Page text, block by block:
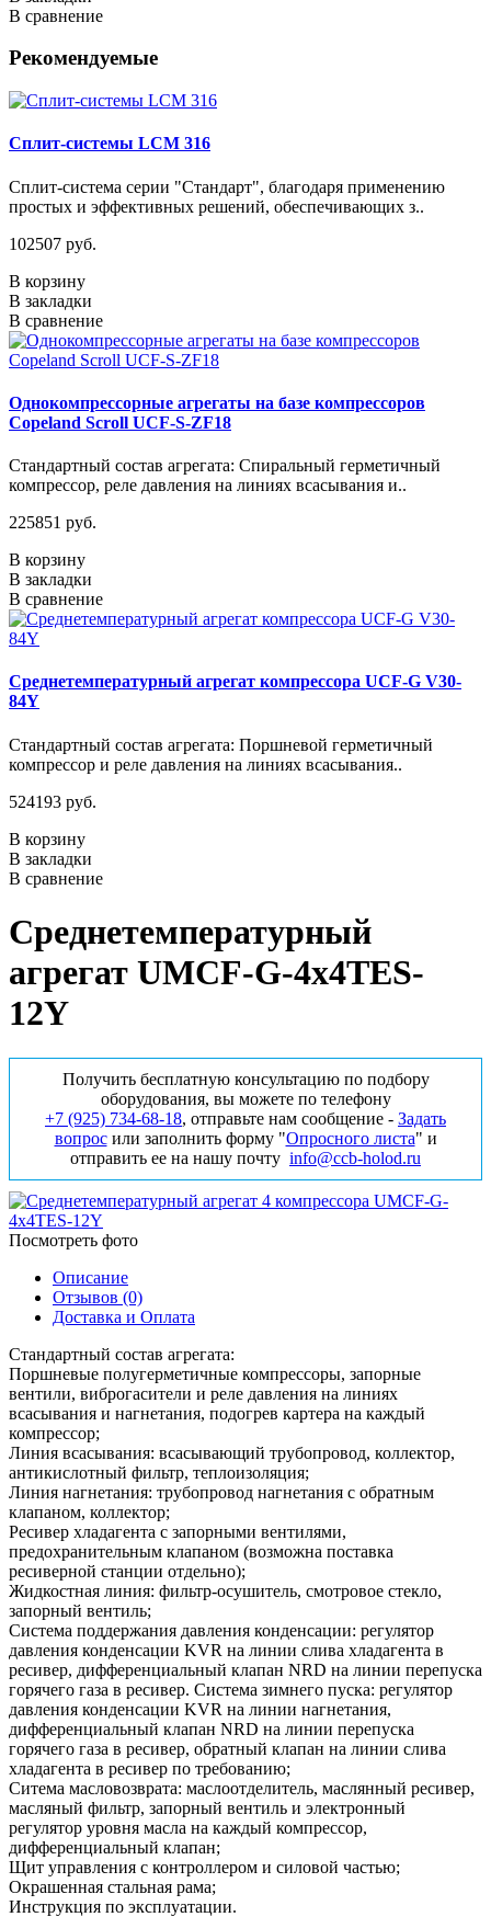
В сравнение
Рекомендуемые
Сплит-системы LCM 316
Сплит-система серии "Стандарт", благодаря применению
простых и эффективных решений, обеспечивающих з..
102507 руб.
В корзину
В закладки
В сравнение
Однокомпрессорные агрегаты на базе компрессоров
Copeland Scroll UCF-S-ZF18
Стандартный состав агрегата: Спиральный герметичный
компрессор, реле давления на линиях всасывания и..
225851 руб.
В корзину
В закладки
В сравнение
Среднетемпературный агрегат компрессора UCF-G V30-
84Y
Стандартный состав агрегата: Поршневой герметичный
компрессор и реле давления на линиях всасывания..
524193 руб.
В корзину
В закладки
В сравнение
Среднетемпературный
агрегат UMCF-G-4x4TES-
12Y
Получить бесплатную консультацию по подбору
оборудования, вы можете по телефону
+7 (925) 734‑68‑18, отправьте нам сообщение - Задать
вопросили заполнить форму "Опросного листа" и
отправить ее на нашу почту info@ccb-holod.ru
Посмотреть фото
Описание
Отзывов (0)
Доставка и Оплата
Стандартный состав агрегата:
Поршневые полугерметичные компрессоры, запорные
вентили, виброгасители и реле давления на линиях
всасывания и нагнетания, подогрев картера на каждый
компрессор;
Линия всасывания: всасывающий трубопровод, коллектор,
антикислотный фильтр, теплоизоляция;
Линия нагнетания: трубопровод нагнетания с обратным
клапаном, коллектор;
Ресивер хладагента с запорными вентилями,
предохранительным клапаном (возможна поставка
ресиверной станции отдельно);
Жидкостная линия: фильтр-осушитель, смотровое стекло,
запорный вентиль;
Система поддержания давления конденсации: регулятор
давления конденсации KVR на линии слива хладагента в
ресивер, дифференциальный клапан NRD на линии перепуска
горячего газа в ресивер. Система зимнего пуска: регулятор
давления конденсации KVR на линии нагнетания,
дифференциальный клапан NRD на линии перепуска
горячего газа в ресивер, обратный клапан на линии слива
хладагента в ресивер по требованию;
Ситема масловозврата: маслоотделитель, маслянный ресивер,
масляный фильтр, запорный вентиль и электронный
регулятор уровня масла на каждый компрессор,
дифференциальный клапан;
Щит управления с контроллером и силовой частью;
Окрашенная стальная рама;
Инструкция по эксплуатации.